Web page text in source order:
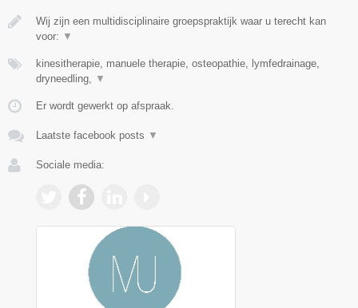
Wij zijn een multidisciplinaire groepspraktijk waar u terecht kan
voor: ▼
kinesitherapie, manuele therapie, osteopathie, lymfedrainage,
dryneedling,
▼
Er wordt gewerkt op afspraak.
Laatste facebook posts ▼
Sociale media: